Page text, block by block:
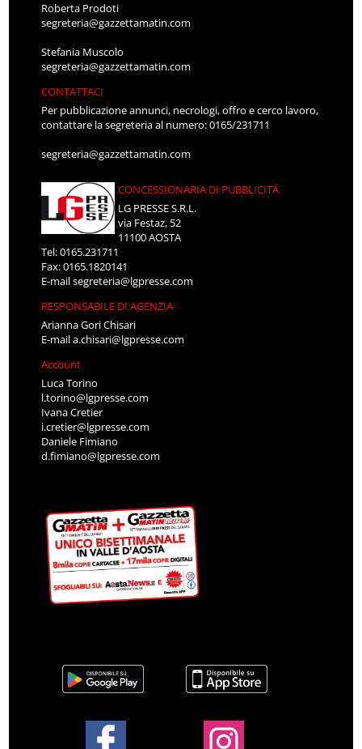
Roberta Prodoti
segreteria@gazzettamatin.com
Stefania Muscolo
segreteria@gazzettamatin.com
CONTATTACI
Per pubblicazione annunci, necrologi, offro e cerco lavoro,
contattare la segreteria al numero: 0165/231711
segreteria@gazzettamatin.com
CONCESSIONARIA DI PUBBLICITÀ
LG PRESSE S.R.L.
via Festaz, 52
11100 AOSTA
Tel: 0165.231711
Fax: 0165.1820141
E-mailsegreteria@lgpresse.com
RESPONSABILE DI AGENZIA
Arianna Gori Chisari
E-maila.chisari@lgpresse.com
Account
Luca Torino
l.torino@lgpresse.com
Ivana Cretier
i.cretier@lgpresse.com
Daniele Fimiano
d.fimiano@lgpresse.com